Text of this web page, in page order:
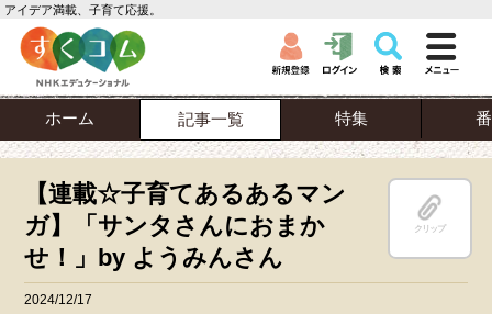
アイデア満載、子育て応援。
ホーム 記事一覧 特集
【連載☆子育てあるあるマン
ガ】「サンタさんにおまか
せ！」by ようみんさん
クリップ
2024/12/17